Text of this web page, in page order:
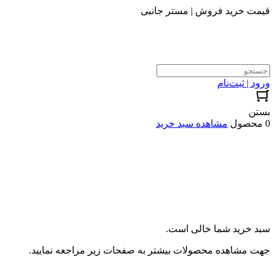
قیمت خرید فروش | مستر جانبی
ورود | ثبت‌نام
بستن
0 محصول
مشاهده سبد خرید
سبد خرید شما خالی است.
جهت مشاهده محصولات بیشتر به صفحات زیر مراجعه نمایید.